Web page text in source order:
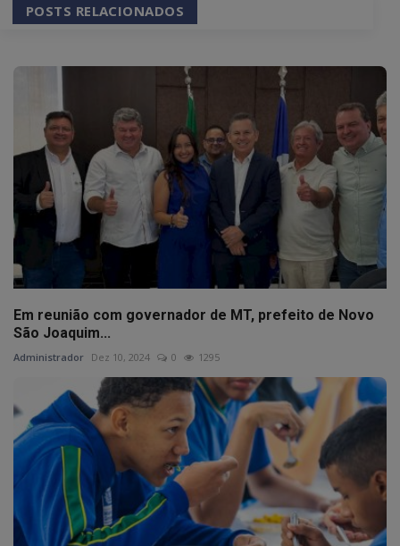
POSTS RELACIONADOS
Em reunião com governador de MT, prefeito de Novo
São Joaquim...
Administrador Dez 10, 2024 0 1295